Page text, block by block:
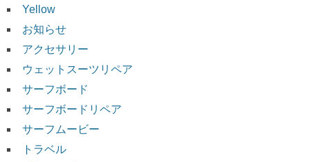
Yellow
お知らせ
アクセサリー
ウェットスーツリペア
サーフボード
サーフボードリペア
サーフムービー
トラベル